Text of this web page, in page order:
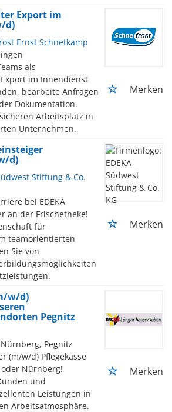
Export im
d)
Ernst Schnetkamp
als
im Innendienst
bearbeite Anfragen
Dokumentation.
Arbeitsplatz in
Unternehmen.
Merken
d)
Stiftung & Co.
bei EDEKA
an der Frischetheke!
für
teamorientierten
Sie von
Merken
w/d)
Pegnitz
Pegnitz
(m/w/d) Pflegekasse
oder Nürnberg!
und
Leistungen in
Arbeitsatmosphäre.
Merken